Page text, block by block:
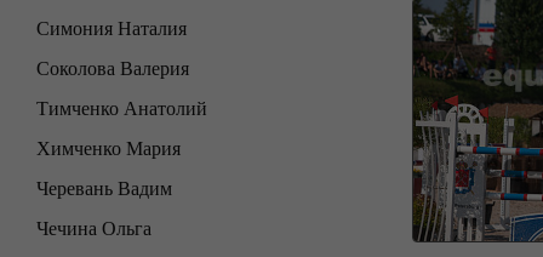
Симония Наталия
Соколова Валерия
Тимченко Анатолий
Химченко Мария
Черевань Вадим
Чечина Ольга